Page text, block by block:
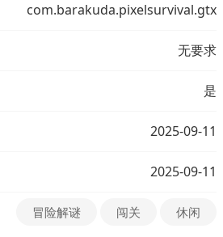
com.barakuda.pixelsurvival.gtx
无要求
是
2025-09-11
2025-09-11
冒险解谜 闯关 休闲